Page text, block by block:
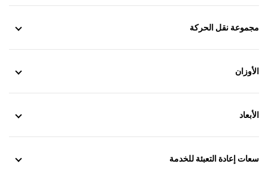
مجموعة نقل الحركة
الأوزان
الأبعاد
سعات إعادة التعبئة للخدمة